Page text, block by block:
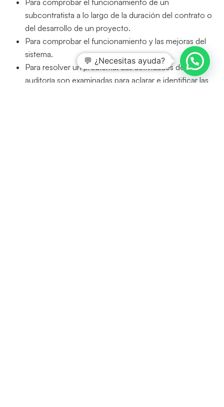
subcontratista a lo largo de la duración del contrato o
del desarrollo de un proyecto.
Para comprobar el funcionamiento y las mejoras del
sistema.
Para resolver un problema. Las actividades de esta
auditoría son examinadas para aclarar e identificar las
💬 ¿Necesitas ayuda?